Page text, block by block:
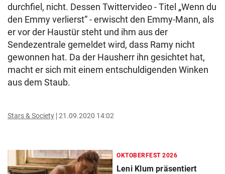
durchfiel, nicht. Dessen Twittervideo - Titel „Wenn du
den Emmy verlierst“ - erwischt den Emmy-Mann, als
er vor der Haustür steht und ihm aus der
Sendezentrale gemeldet wird, dass Ramy nicht
gewonnen hat. Da der Hausherr ihn gesichtet hat,
macht er sich mit einem entschuldigenden Winken
aus dem Staub.
Stars & Society 21.09.2020 14:02
OKTOBERFEST 2026
Leni Klum präsentiert